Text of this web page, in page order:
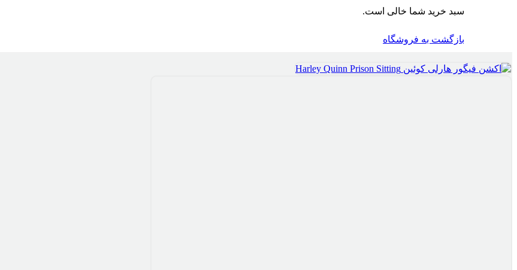
سبد خرید شما خالی است.
بازگشت به فروشگاه